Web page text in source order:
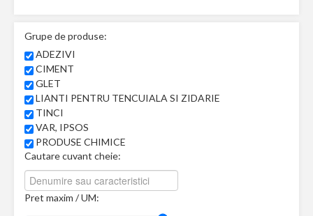
Grupe de produse:
ADEZIVI
CIMENT
GLET
LIANTI PENTRU TENCUIALA SI ZIDARIE
TINCI
VAR, IPSOS
PRODUSE CHIMICE
Cautare cuvant cheie:
Pret maxim / UM: